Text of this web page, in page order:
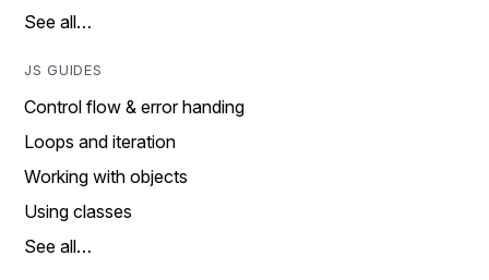
See all…
JS GUIDES
Control flow & error handing
Loops and iteration
Working with objects
Using classes
See all…